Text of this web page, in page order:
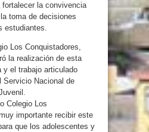
la convivencia
toma de decisiones
estudiantes.
Los Conquistadores,
la realización de esta
y el trabajo articulado
Servicio Nacional de
Colegio Los
importante recibir este
que los adolescentes y